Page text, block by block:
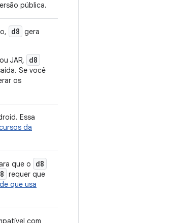
pública.
d8 gera
JAR,
d8
Se você
os
Essa
da
que o d8
requer que
que usa
com